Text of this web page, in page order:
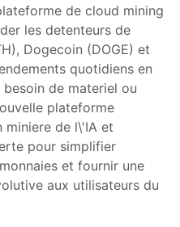
de cloud mining
les detenteurs de
Dogecoin (DOGE) et
quotidiens en
de materiel ou
plateforme
miniere de l\'IA et
pour simplifier
et fournir une
aux utilisateurs du